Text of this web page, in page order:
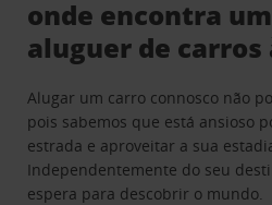
onde encontra
aluguer de carros
Alugar um carro connosco não
pois sabemos que está ansioso
estrada e aproveitar a sua
Independentemente do seu
espera para descobrir o mundo.